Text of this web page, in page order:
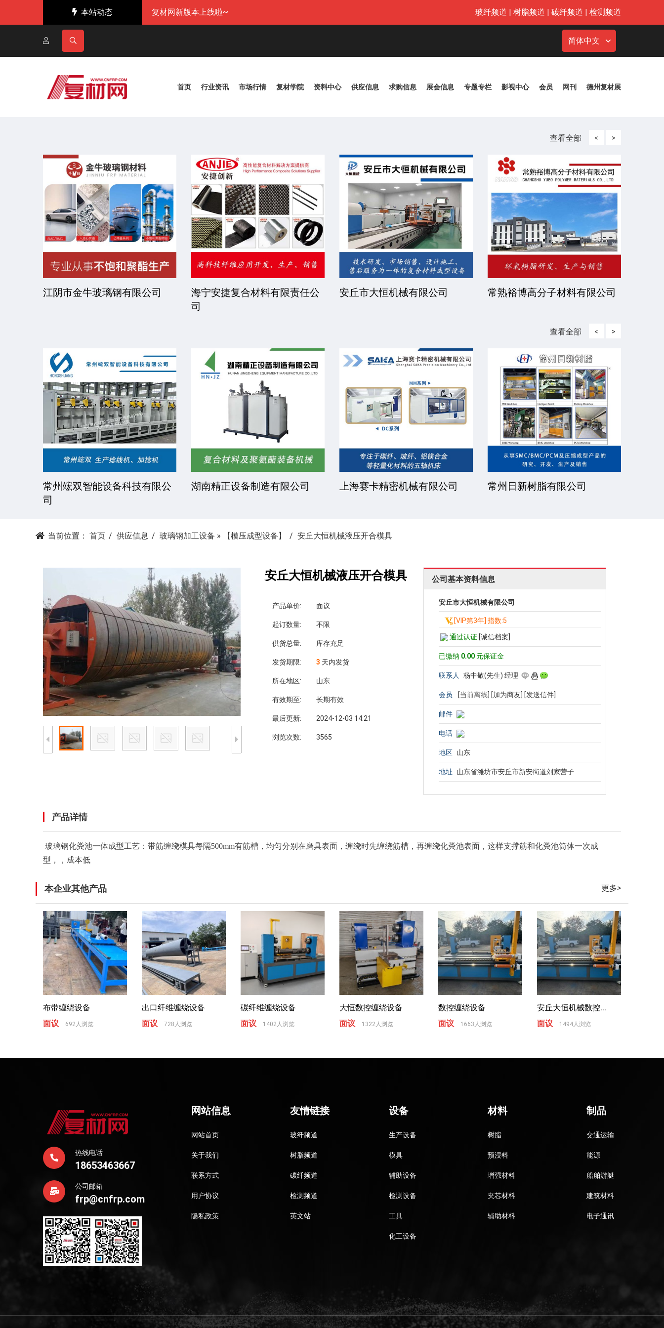
本站动态 复材网新版本上线啦~ 玻纤频道 | 树脂频道 | 碳纤频道 | 检测频道
简体中文
首页 行业资讯 市场行情 复材学院 资料中心 供应信息 求购信息 展会信息 专题专栏 影视中心 会员 网刊 德州复材展
查看全部 <
江阴市金牛玻璃钢有限公司
海宁安捷复合材料有限责任公
司
安丘市大恒机械有限公司 常熟裕博高分子材料有限公司
>
查看全部 <
常州竤双智能设备科技有限公
司
湖南精正设备制造有限公司 上海赛卡精密机械有限公司 常州日新树脂有限公司
>
当前位置： 首页 供应信息 玻璃钢加工设备 » 【模压成型设备】 安丘大恒机械液压开合模具
安丘大恒机械液压开合模具
产品单价: 面议
起订数量: 不限
供货总量: 库存充足
发货期限: 3 天内发货
所在地区: 山东
有效期至: 长期有效
最后更新: 2024-12-03 14:21
浏览次数: 3565
公司基本资料信息
安丘市大恒机械有限公司
[VIP第3年] 指数:5
通过认证 [诚信档案]
已缴纳 0.00 元保证金
联系人 杨中敬(先生) 经理
会员 [当前离线 [加为商友] [发送信件]
邮件
电话
地区 山东
地址 山东省潍坊市安丘市新安街道刘家营子
产品详情
玻璃钢化粪池一体成型工艺：带筋缠绕模具每隔500mm有筋槽，均匀分别在磨具表面，缠绕时先缠绕筋槽，再缠绕化粪池表面，这样支撑筋和化粪池筒体一次成
型，，成本低
本企业其他产品 更多>
布带缠绕设备
面议
692人浏览
出口纤维缠绕设备
面议
728人浏览
碳纤维缠绕设备
面议
1402人浏览
大恒数控缠绕设备
面议
1322人浏览
数控缠绕设备
面议
1663人浏览
安丘大恒机械数控...
面议
1494人浏览
热线电话
18653463667
公司邮箱
frp@cnfrp.com
网站信息
网站首页
关于我们
联系方式
用户协议
隐私政策
友情链接
玻纤频道
树脂频道
碳纤频道
检测频道
英文站
设备
生产设备
模具
辅助设备
检测设备
工具
化工设备
材料
树脂
预浸料
增强材料
夹芯材料
辅助材料
制品
交通运输
能源
船舶游艇
建筑材料
电子通讯